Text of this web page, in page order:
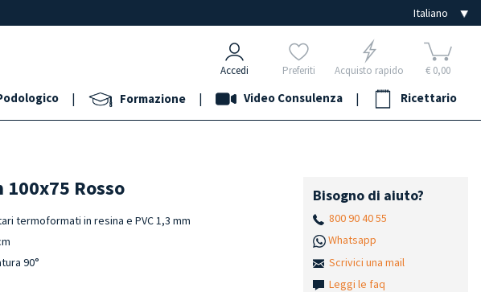
Accedi Preferiti Acquisto rapido € 0,00
| Formazione | Video Consulenza | Ricettario
Rosso
termoformati in resina e PVC 1,3 mm
90°
Bisogno di aiuto?
800 90 40 55
Whatsapp
Scrivici una mail
Leggi le faq